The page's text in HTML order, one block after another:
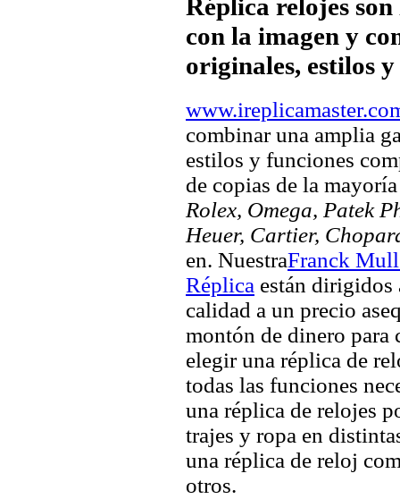
Réplica relojes
con la imagen y
originales, estilos
combinar una amplia
estilos y funciones
de copias de la
Rolex, Omega, Patek
Heuer, Cartier,
en. NuestraFranck
Réplica están dirigidos
calidad a un precio
montón de dinero
elegir una réplica de
todas las funciones
una réplica de relojes
trajes y ropa en
una réplica de reloj
otros.